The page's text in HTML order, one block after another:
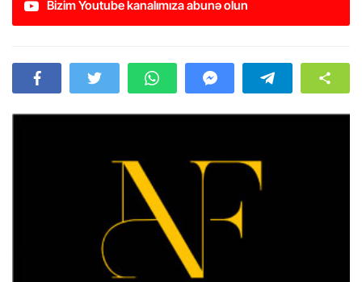
Bizim Youtube kanalımıza abunə olun